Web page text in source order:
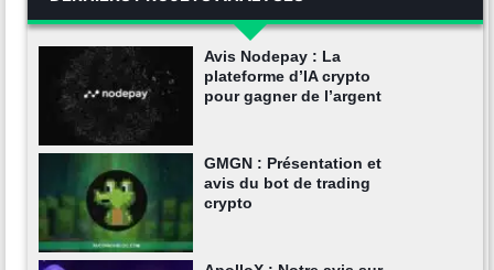
Avis Nodepay : La
plateforme d’IA crypto
pour gagner de l’argent
GMGN : Présentation et
avis du bot de trading
crypto